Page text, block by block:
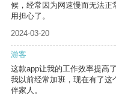
候，经常因为网速慢而无法正
用担心了。
2024-03-20
游客
这款app让我的工作效率提高
我以前经常加班，现在有了这
伴家人。